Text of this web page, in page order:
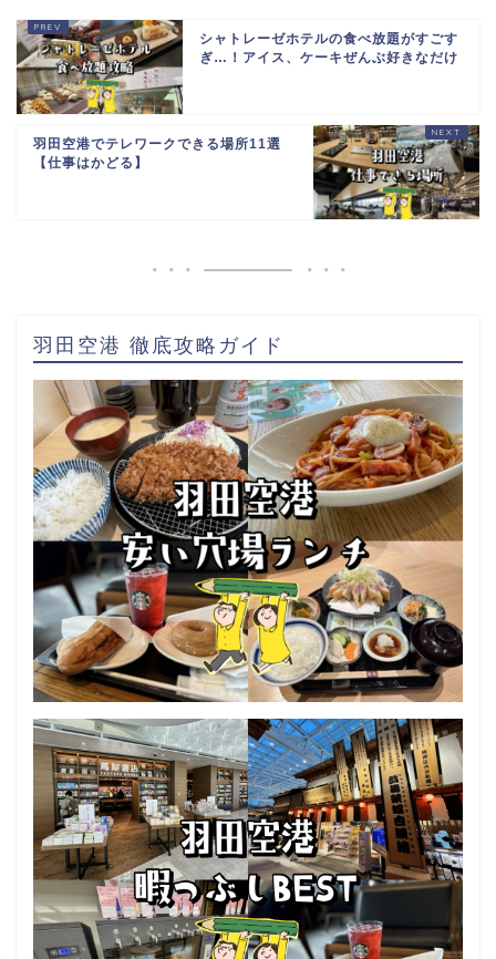
シャトレーゼホテルの食べ放題がすごす
ぎ…！アイス、ケーキぜんぶ好きなだけ
羽田空港でテレワークできる場所11選
【仕事はかどる】
羽田空港 徹底攻略ガイド